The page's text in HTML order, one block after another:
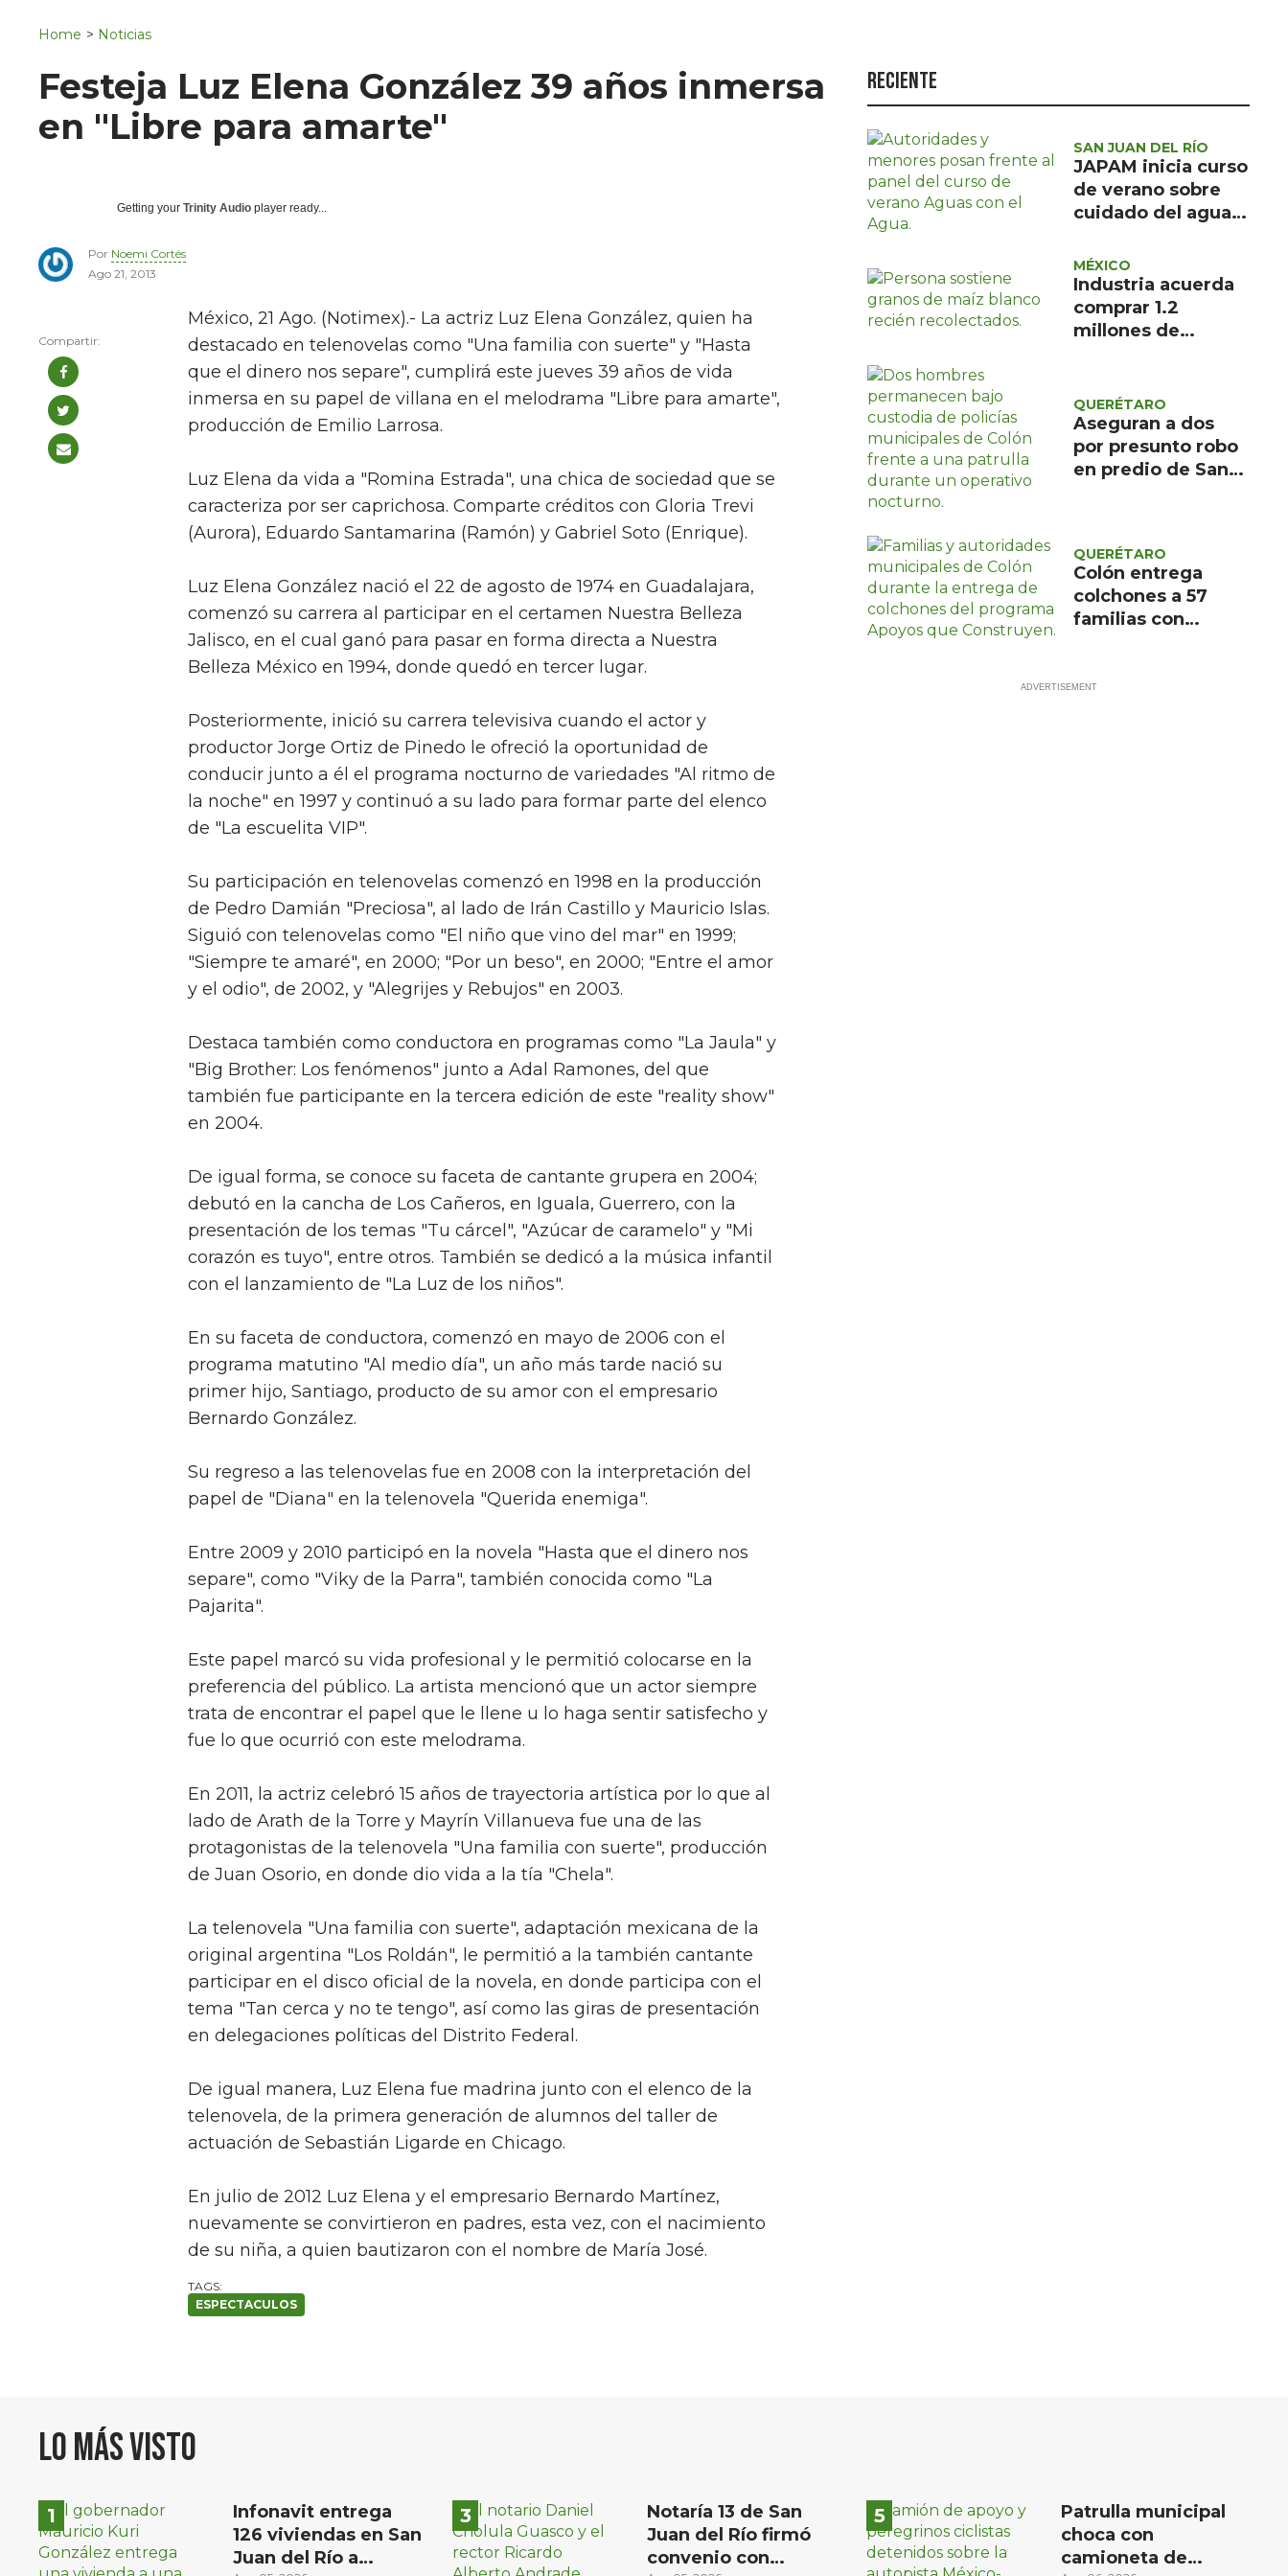
Política
Asuntos Sociales
Home > Noticias
Festeja Luz Elena González 39 años inmersa
en "Libre para amarte"
Getting your Trinity Audio player ready...
Por Noemi Cortés
Ago 21, 2013
México, 21 Ago. (Notimex).- La actriz Luz Elena González, quien ha
destacado en telenovelas como "Una familia con suerte" y "Hasta
que el dinero nos separe", cumplirá este jueves 39 años de vida
inmersa en su papel de villana en el melodrama "Libre para amarte",
producción de Emilio Larrosa.
Luz Elena da vida a "Romina Estrada", una chica de sociedad que se
caracteriza por ser caprichosa. Comparte créditos con Gloria Trevi
(Aurora), Eduardo Santamarina (Ramón) y Gabriel Soto (Enrique).
Luz Elena González nació el 22 de agosto de 1974 en Guadalajara,
comenzó su carrera al participar en el certamen Nuestra Belleza
Jalisco, en el cual ganó para pasar en forma directa a Nuestra
Belleza México en 1994, donde quedó en tercer lugar.
Posteriormente, inició su carrera televisiva cuando el actor y
productor Jorge Ortiz de Pinedo le ofreció la oportunidad de
conducir junto a él el programa nocturno de variedades "Al ritmo de
la noche" en 1997 y continuó a su lado para formar parte del elenco
de "La escuelita VIP".
Su participación en telenovelas comenzó en 1998 en la producción
de Pedro Damián "Preciosa", al lado de Irán Castillo y Mauricio Islas.
Siguió con telenovelas como "El niño que vino del mar" en 1999;
"Siempre te amaré", en 2000; "Por un beso", en 2000; "Entre el amor
y el odio", de 2002, y "Alegrijes y Rebujos" en 2003.
Destaca también como conductora en programas como "La Jaula" y
"Big Brother: Los fenómenos" junto a Adal Ramones, del que
también fue participante en la tercera edición de este "reality show"
en 2004.
De igual forma, se conoce su faceta de cantante grupera en 2004;
debutó en la cancha de Los Cañeros, en Iguala, Guerrero, con la
presentación de los temas "Tu cárcel", "Azúcar de caramelo" y "Mi
corazón es tuyo", entre otros. También se dedicó a la música infantil
con el lanzamiento de "La Luz de los niños".
En su faceta de conductora, comenzó en mayo de 2006 con el
programa matutino "Al medio día", un año más tarde nació su
primer hijo, Santiago, producto de su amor con el empresario
Bernardo González.
Su regreso a las telenovelas fue en 2008 con la interpretación del
papel de "Diana" en la telenovela "Querida enemiga".
Entre 2009 y 2010 participó en la novela "Hasta que el dinero nos
separe", como "Viky de la Parra", también conocida como "La
Pajarita".
Este papel marcó su vida profesional y le permitió colocarse en la
preferencia del público. La artista mencionó que un actor siempre
trata de encontrar el papel que le llene u lo haga sentir satisfecho y
fue lo que ocurrió con este melodrama.
En 2011, la actriz celebró 15 años de trayectoria artística por lo que al
lado de Arath de la Torre y Mayrín Villanueva fue una de las
protagonistas de la telenovela "Una familia con suerte", producción
de Juan Osorio, en donde dio vida a la tía "Chela".
La telenovela "Una familia con suerte", adaptación mexicana de la
original argentina "Los Roldán", le permitió a la también cantante
participar en el disco oficial de la novela, en donde participa con el
tema "Tan cerca y no te tengo", así como las giras de presentación
en delegaciones políticas del Distrito Federal.
De igual manera, Luz Elena fue madrina junto con el elenco de la
telenovela, de la primera generación de alumnos del taller de
actuación de Sebastián Ligarde en Chicago.
En julio de 2012 Luz Elena y el empresario Bernardo Martínez,
nuevamente se convirtieron en padres, esta vez, con el nacimiento
de su niña, a quien bautizaron con el nombre de María José.
ESPECTACULOS
Reciente
SAN JUAN DEL RÍO
JAPAM inicia curso
de verano sobre
cuidado del agua
niños
MÉXICO
Industria acuerda
comprar 1.2
millones de
QUERÉTARO
Aseguran a dos
por presunto robo
en predio de San
QUERÉTARO
Colón entrega
colchones a 57
familias con
Lo más visto
Infonavit entrega
126 viviendas en San
Juan del Río a
Notaría 13 de San
Juan del Río firmó
convenio con
Patrulla municipal
choca con
camioneta de